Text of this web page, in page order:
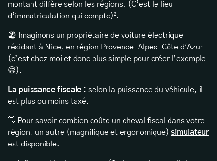
montant diffère selon les régions. (C’est le lieu
d’immatriculation qui compte)².
🏖️ Imaginons un propriétaire de voiture électrique
résidant à Nice, en région Provence-Alpes-Côte d'Azur
(c’est chez moi et donc plus simple pour créer l’exemple
😅).
La puissance fiscale : selon la puissance du véhicule, il
est plus ou moins taxé.
👋 Pour savoir combien coûte un cheval fiscal dans votre
région, un autre (magnifique et ergonomique) simulateur
est disponible.